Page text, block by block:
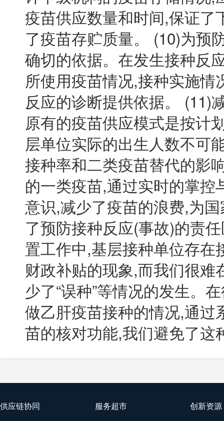
疫苗供应数量和时间,保证
了疫苗存贮质量。 (10)为预
确切的依据。在发生接种反
所使用疫苗情况,接种实施
反应的诊断提供依据。 (11)
原有的疫苗供应模式是按计
层单位实际的出生人数不可
接种率和二类疫苗替代的影
的一类疫苗,通过实时的掌
意识,减少了疫苗的浪费,为
了预防接种反应(事故)的责
置工作中,基层接种单位存
财政补贴的现象,而我们很
少了“误种”等情况的发生。
做乙肝疫苗接种的情况,通
苗的核对功能,我们避免了这
供应链协同 服务超市 创新资源